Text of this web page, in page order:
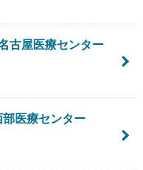
古屋医療センター
部医療センター